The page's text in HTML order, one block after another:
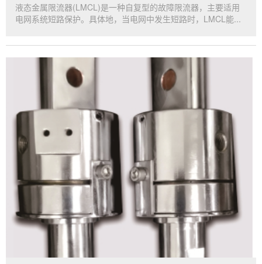
液态金属限流器(LMCL)是一种自复型的故障限流器，主要适用
电网系统短路保护。具体地，当电网中发生短路时，LMCL能...